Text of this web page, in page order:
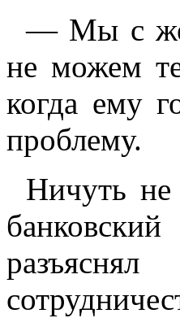
— Мы с
не можем
когда ему
проблему.
Ничуть не